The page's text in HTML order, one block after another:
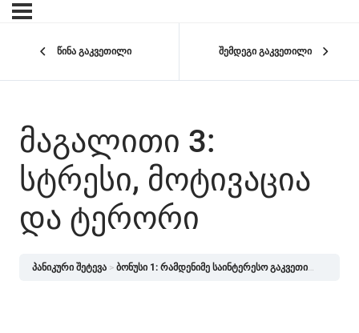
წინა გაკვეთილი შემდეგი გაკვეთილი
ᲛᲐᲒᲐᲚᲘᲗᲘ 3:
ᲡᲢᲠᲔᲡᲘ, ᲛᲝᲢᲘᲕᲐᲪᲘᲐ
ᲓᲐ ᲢᲔᲠᲝᲠᲘ
პანიკური შეტევა ბონუსი 1: რამდენიმე საინტერესო გაკვეთილი კურსიდან [ნევროზი არ არის დაავადება]